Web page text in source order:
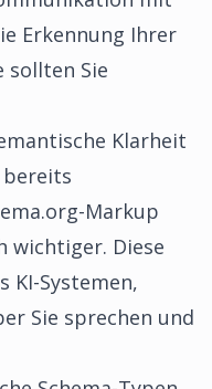
Erkennung Ihrer
sollten Sie
Klarheit
bereits
Markup
wichtiger. Diese
Systemen,
Sie sprechen und